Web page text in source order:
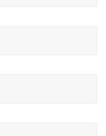
Узбекистан и
телефона,